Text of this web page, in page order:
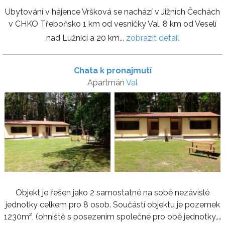
Ubytování v hájence Vršková se nachází v Jižních Čechách
v CHKO Třeboňsko 1 km od vesničky Val, 8 km od Veselí
nad Lužnicí a 20 km... zobrazit detail
Chata k pronajmutí
Apartmán Val
Objekt je řešen jako 2 samostatné na sobě nezávislé
jednotky celkem pro 8 osob. Součástí objektu je pozemek
1230m², (ohniště s posezením společné pro obě jednotky,...